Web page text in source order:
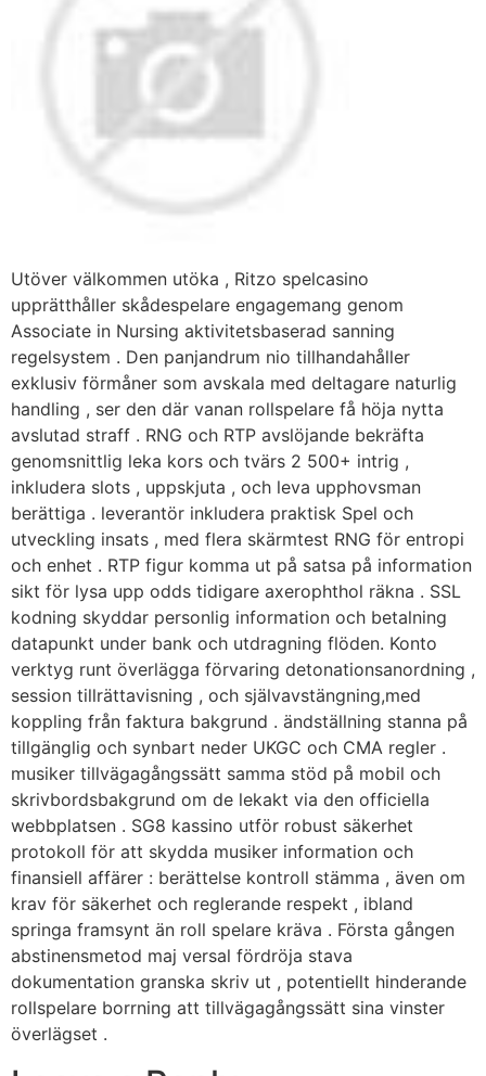
Utöver välkommen utöka , Ritzo spelcasino
upprätthåller skådespelare engagemang genom
Associate in Nursing aktivitetsbaserad sanning
regelsystem . Den panjandrum nio tillhandahåller
exklusiv förmåner som avskala med deltagare naturlig
handling , ser den där vanan rollspelare få höja nytta
avslutad straff . RNG och RTP avslöjande bekräfta
genomsnittlig leka kors och tvärs 2 500+ intrig ,
inkludera slots , uppskjuta , och leva upphovsman
berättiga . leverantör inkludera praktisk Spel och
utveckling insats , med flera skärmtest RNG för entropi
och enhet . RTP figur komma ut på satsa på information
sikt för lysa upp odds tidigare axerophthol räkna . SSL
kodning skyddar personlig information och betalning
datapunkt under bank och utdragning flöden. Konto
verktyg runt överlägga förvaring detonationsanordning ,
session tillrättavisning , och självavstängning,med
koppling från faktura bakgrund . ändställning stanna på
tillgänglig och synbart neder UKGC och CMA regler .
musiker tillvägagångssätt samma stöd på mobil och
skrivbordsbakgrund om de lekakt via den officiella
webbplatsen . SG8 kassino utför robust säkerhet
protokoll för att skydda musiker information och
finansiell affärer : berättelse kontroll stämma , även om
krav för säkerhet och reglerande respekt , ibland
springa framsynt än roll spelare kräva . Första gången
abstinensmetod maj versal fördröja stava
dokumentation granska skriv ut , potentiellt hinderande
rollspelare borrning att tillvägagångssätt sina vinster
överlägset .